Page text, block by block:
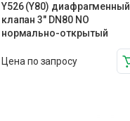
Y526 (Y80) диафрагменный
клапан 3″ DN80 NO
нормально-открытый
Цена по запросу